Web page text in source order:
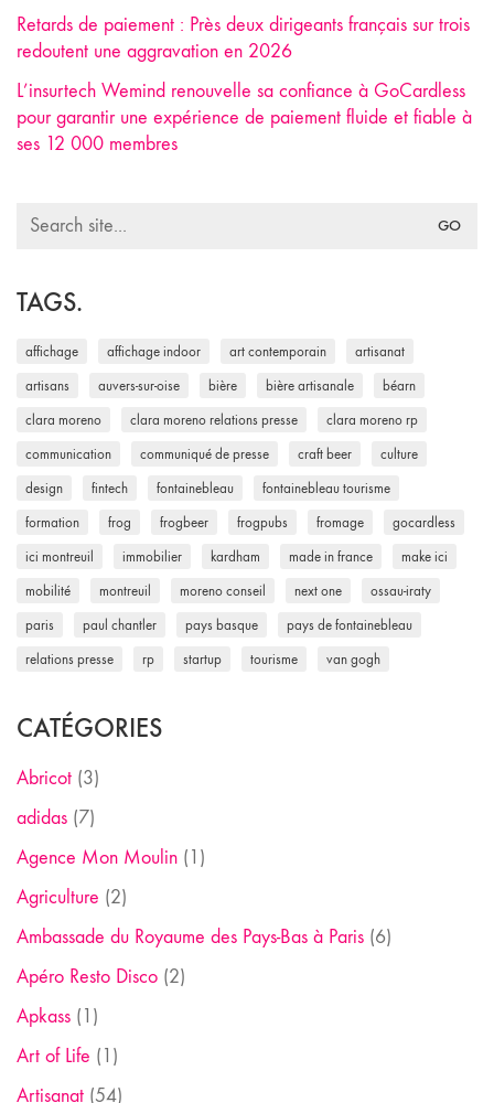
Retards de paiement : Près deux dirigeants français sur trois
redoutent une aggravation en 2026
L’insurtech Wemind renouvelle sa confiance à GoCardless
pour garantir une expérience de paiement fluide et fiable à
ses 12 000 membres
Search
TAGS.
affichage affichage indoor art contemporain artisanat
artisans auvers-sur-oise bière bière artisanale béarn
clara moreno clara moreno relations presse clara moreno rp
communication communiqué de presse craft beer culture
design fintech fontainebleau fontainebleau tourisme
formation frog frogbeer frogpubs fromage gocardless
ici montreuil immobilier kardham made in france make ici
mobilité montreuil moreno conseil next one ossau-iraty
paris paul chantler pays basque pays de fontainebleau
relations presse rp startup tourisme van gogh
CATÉGORIES
Abricot (3)
adidas (7)
Agence Mon Moulin (1)
Agriculture (2)
Ambassade du Royaume des Pays-Bas à Paris (6)
Apéro Resto Disco (2)
Apkass (1)
Art of Life (1)
Artisanat (54)